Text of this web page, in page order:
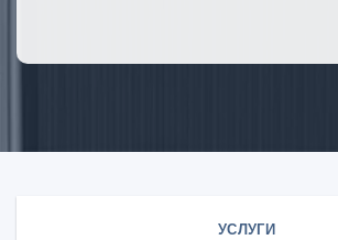
УСЛУГИ